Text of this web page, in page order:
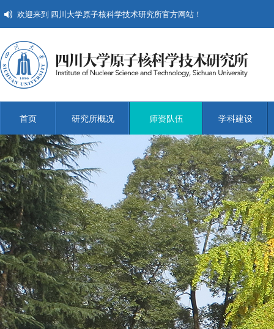
欢迎来到 四川大学原子核科学技术研究所官方网站！
首页 研究所概况 师资队伍 学科建设